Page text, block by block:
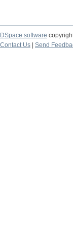
DSpace software
Contact Us
Send